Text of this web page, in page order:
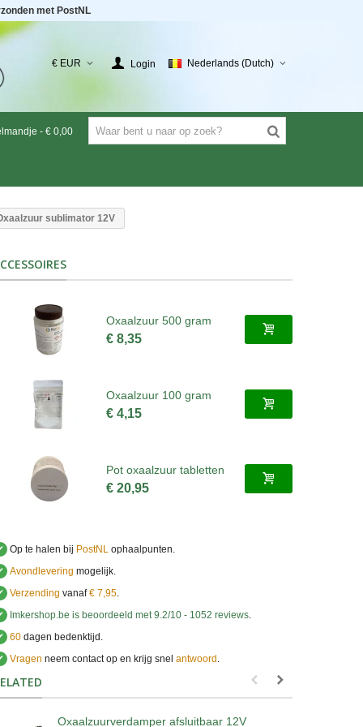
met PostNL
€ EUR Login Nederlands (Dutch)
- € 0,00
sublimator 12V
Oxaalzuur 500 gram
€ 8,35
Oxaalzuur 100 gram
€ 4,15
Pot oxaalzuur tabletten
€ 20,95
Op te halen bij PostNLophaalpunten.
Avondlevering mogelijk.
Verzending vanaf€ 7,95.
Imkershop.be is beoordeeld met9.2/10 -1052 reviews.
60dagen bedenktijd.
Vragen neem contact op en krijg snel antwoord ..
Oxaalzuurverdamper afsluitbaar 12V